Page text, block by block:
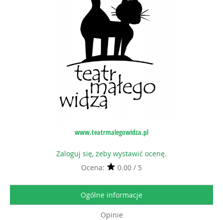
www.teatrmalegowidza.pl
Zaloguj się, żeby wystawić ocenę.
Ocena:
0.00 / 5
Ogólne informacje
Opinie